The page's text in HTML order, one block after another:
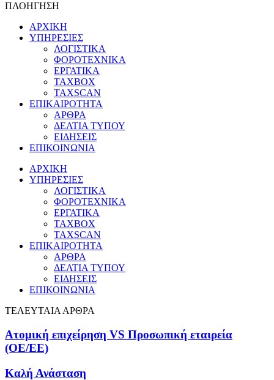
ΠΛΟΗΓΗΣΗ
ΑΡΧΙΚΗ
ΥΠΗΡΕΣΙΕΣ
ΛΟΓΙΣΤΙΚΑ
ΦΟΡΟΤΕΧΝΙΚΑ
ΕΡΓΑΤΙΚΑ
TAXBOX
TAXSCAN
ΕΠΙΚΑΙΡΟΤΗΤΑ
ΑΡΘΡΑ
ΔΕΛΤΙΑ ΤΥΠΟΥ
ΕΙΔΗΣΕΙΣ
ΕΠΙΚΟΙΝΩΝΙΑ
ΑΡΧΙΚΗ
ΥΠΗΡΕΣΙΕΣ
ΛΟΓΙΣΤΙΚΑ
ΦΟΡΟΤΕΧΝΙΚΑ
ΕΡΓΑΤΙΚΑ
TAXBOX
TAXSCAN
ΕΠΙΚΑΙΡΟΤΗΤΑ
ΑΡΘΡΑ
ΔΕΛΤΙΑ ΤΥΠΟΥ
ΕΙΔΗΣΕΙΣ
ΕΠΙΚΟΙΝΩΝΙΑ
ΤΕΛΕΥΤΑΙΑ ΑΡΘΡΑ
Ατομική επιχείρηση VS Προσωπική εταιρεία
(OE/EE)
Καλή Ανάσταση